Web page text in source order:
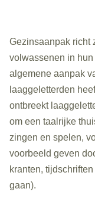
Gezinsaanpak richt
volwassenen in
algemene aanpak
laaggeletterden
ontbreekt
om een taalrijke
zingen en spelen,
voorbeeld geven
kranten,
gaan).